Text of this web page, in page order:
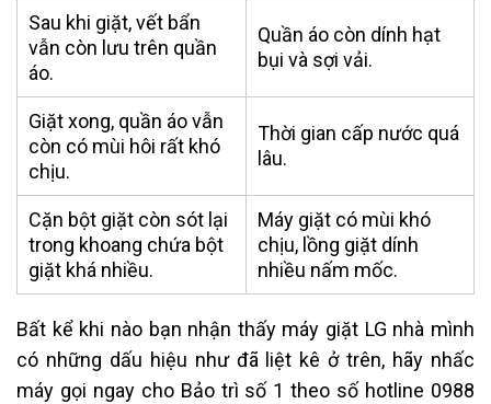
Sau khi giặt, vết bẩn
vẫn còn lưu trên quần
áo.
Quần áo còn dính hạt
bụi và sợi vải.
Giặt xong, quần áo vẫn
còn có mùi hôi rất khó
chịu.
Thời gian cấp nước quá
lâu.
Cặn bột giặt còn sót lại
trong khoang chứa bột
giặt khá nhiều.
Máy giặt có mùi khó
chịu, lồng giặt dính
nhiều nấm mốc.
Bất kể khi nào bạn nhận thấy máy giặt LG nhà mình
có những dấu hiệu như đã liệt kê ở trên, hãy nhấc
máy gọi ngay cho Bảo trì số 1 theo số hotline 0988